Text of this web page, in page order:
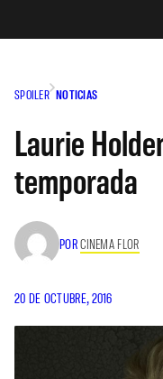
SPOILER NOTICIAS
Laurie
temporada
PORCINEMA FLOR
20 DE OCTUBRE, 2016